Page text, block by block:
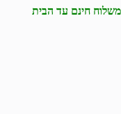
₪12,000.
₪10,790.
משלוח חינם עד הבית